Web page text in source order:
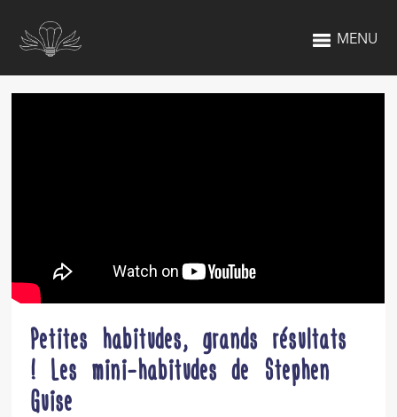
MENU
Petites habitudes, grands résultats
! Les mini-habitudes de Stephen
Guise